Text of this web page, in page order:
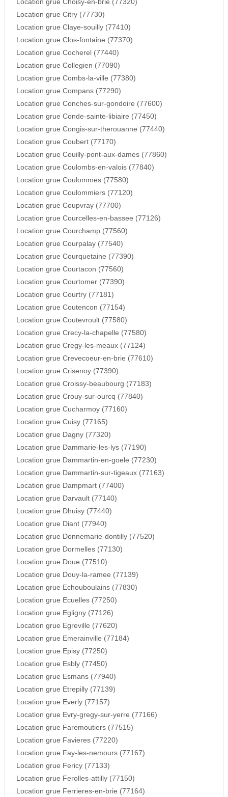
Location grue Choisy-en-brie (77320)
Location grue Citry (77730)
Location grue Claye-souilly (77410)
Location grue Clos-fontaine (77370)
Location grue Cocherel (77440)
Location grue Collegien (77090)
Location grue Combs-la-ville (77380)
Location grue Compans (77290)
Location grue Conches-sur-gondoire (77600)
Location grue Conde-sainte-libiaire (77450)
Location grue Congis-sur-therouanne (77440)
Location grue Coubert (77170)
Location grue Couilly-pont-aux-dames (77860)
Location grue Coulombs-en-valois (77840)
Location grue Coulommes (77580)
Location grue Coulommiers (77120)
Location grue Coupvray (77700)
Location grue Courcelles-en-bassee (77126)
Location grue Courchamp (77560)
Location grue Courpalay (77540)
Location grue Courquetaine (77390)
Location grue Courtacon (77560)
Location grue Courtomer (77390)
Location grue Courtry (77181)
Location grue Coutencon (77154)
Location grue Coutevroult (77580)
Location grue Crecy-la-chapelle (77580)
Location grue Cregy-les-meaux (77124)
Location grue Crevecoeur-en-brie (77610)
Location grue Crisenoy (77390)
Location grue Croissy-beaubourg (77183)
Location grue Crouy-sur-ourcq (77840)
Location grue Cucharmoy (77160)
Location grue Cuisy (77165)
Location grue Dagny (77320)
Location grue Dammarie-les-lys (77190)
Location grue Dammartin-en-goele (77230)
Location grue Dammartin-sur-tigeaux (77163)
Location grue Dampmart (77400)
Location grue Darvault (77140)
Location grue Dhuisy (77440)
Location grue Diant (77940)
Location grue Donnemarie-dontilly (77520)
Location grue Dormelles (77130)
Location grue Doue (77510)
Location grue Douy-la-ramee (77139)
Location grue Echouboulains (77830)
Location grue Ecuelles (77250)
Location grue Egligny (77126)
Location grue Egreville (77620)
Location grue Emerainville (77184)
Location grue Episy (77250)
Location grue Esbly (77450)
Location grue Esmans (77940)
Location grue Etrepilly (77139)
Location grue Everly (77157)
Location grue Evry-gregy-sur-yerre (77166)
Location grue Faremoutiers (77515)
Location grue Favieres (77220)
Location grue Fay-les-nemours (77167)
Location grue Fericy (77133)
Location grue Ferolles-attilly (77150)
Location grue Ferrieres-en-brie (77164)